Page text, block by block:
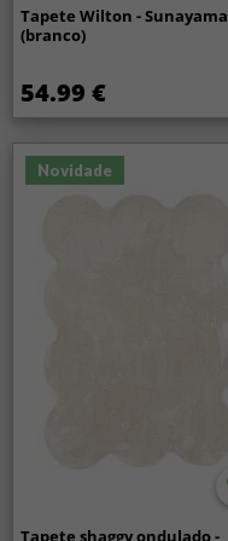
Tapete Wilton - Sunayama
(branco)
54.99 €
Novidade
Tapete shaggy ondulado -